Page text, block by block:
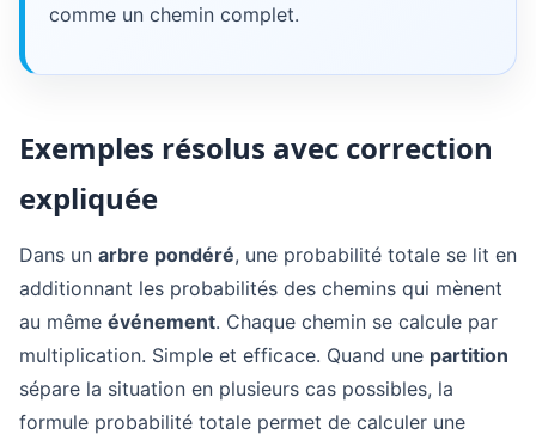
comme un chemin complet.
Exemples résolus avec correction
expliquée
Dans un arbre pondéré, une probabilité totale se lit en
additionnant les probabilités des chemins qui mènent
au même événement. Chaque chemin se calcule par
multiplication. Simple et efficace. Quand une partition
sépare la situation en plusieurs cas possibles, la
formule probabilité totale permet de calculer une